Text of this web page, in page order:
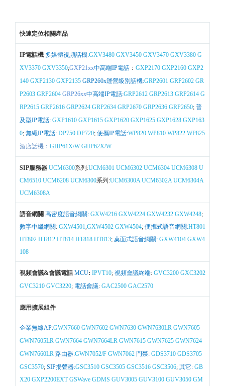
快速定位相關產品
IP電話機 多媒體視頻話機:GXV3480 GXV3450 GXV3470 GXV3380 G
XV3370 GXV3350;GXP21xx中高端IP電話 ： GXP2170 GXP2160 GXP2
140 GXP2130 GXP2135 GRP260x運營級別話機:GRP2601 GRP2602 GR
P2603 GRP2604 GRP26xx中高端IP電話:GRP2612 GRP2613 GRP2614 G
RP2615 GRP2616 GRP2624 GRP2634 GRP2670 GRP2636 GRP2650; 普
及型IP電話: GXP1610 GXP1615 GXP1620 GXP1625 GXP1628 GXP163
0; 無繩IP電話: DP750 DP720; 便攜IP電話:WP820 WP810 WP822 WP825
酒店話機： GHP61X/W GHP62X/W
SIP服務器 UCM6300系列:UCM6301 UCM6302 UCM6304 UCM6308 U
CM6510 UCM6208 UCM6300系列:UCM6300A UCM6302A UCM6304A
UCM6308A
語音網關 高密度語音網關: GXW4216 GXW4224 GXW4232 GXW4248;
數字中繼網關: GXW4501,GXW4502 GXW4504; 便攜式語音網關:HT801
HT802 HT812 HT814 HT818 HT813; 桌面式語音網關: GXW4104 GXW4
108
視頻會議&會議電話MCU: IPVT10; 視頻會議終端: GVC3200 GXC3202
GVC3210 GVC3220; 電話會議: GAC2500 GAC2570
應用擴展組件
企業無線AP:GWN7660 GWN7602 GWN7630 GWN7630LR GWN7605
GWN7605LR GWN7664 GWN7664LR GWN7615 GWN7625 GWN7624
GWN7660LR 路由器:GWN7052/F GWN7062 門禁: GDS3710 GDS3705
GSC3570; SIP揚聲器:GSC3510 GSC3505 GSC3516 GSC3506; 其它: GB
X20 GXP2200EXT GSWave GDMS GUV3005 GUV3100 GUV3050 GM